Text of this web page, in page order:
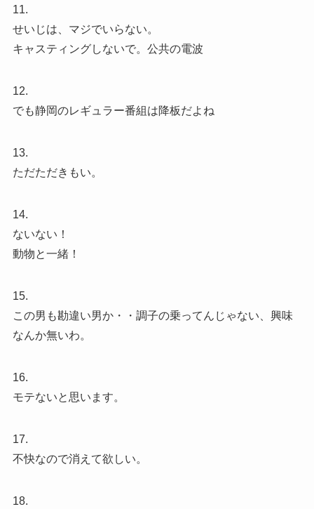
11.
せいじは、マジでいらない。
キャスティングしないで。公共の電波
12.
でも静岡のレギュラー番組は降板だよね
13.
ただただきもい。
14.
ないない！
動物と一緒！
15.
この男も勘違い男か・・調子の乗ってんじゃない、興味
なんか無いわ。
16.
モテないと思います。
17.
不快なので消えて欲しい。
18.